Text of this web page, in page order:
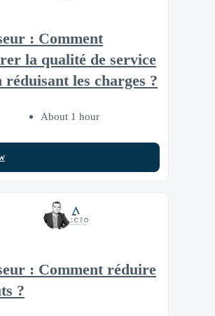
: Comment
la qualité de service
réduisant les charges ?
About 1 hour
: Comment réduire
?